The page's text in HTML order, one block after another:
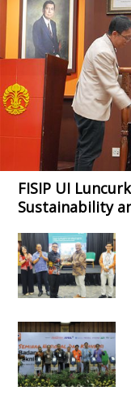
FISIP UI
Sustainability